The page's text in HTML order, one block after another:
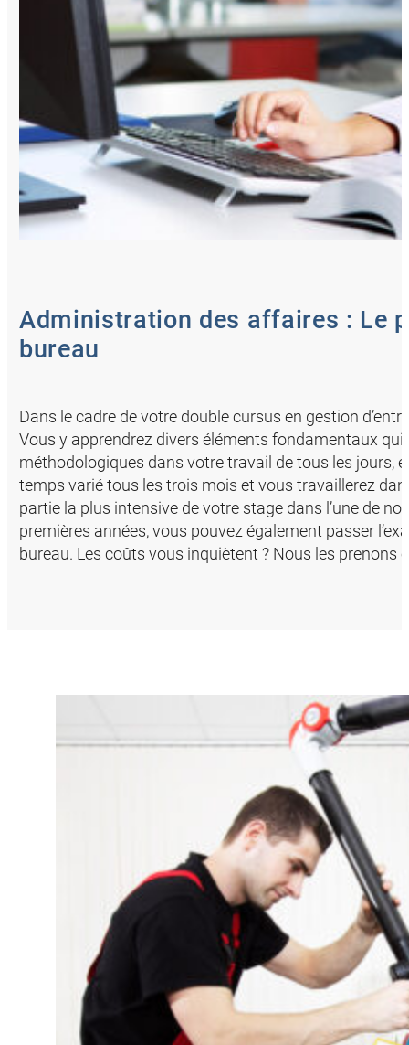
Administration des affaires : Le
bureau
Dans le cadre de votre double cursus en gestion
Vous y apprendrez divers éléments fondamentaux
méthodologiques dans votre travail de tous les jours,
temps varié tous les trois mois et vous travaillerez
partie la plus intensive de votre stage dans l’une de
premières années, vous pouvez également passer
bureau. Les coûts vous inquiètent ? Nous les